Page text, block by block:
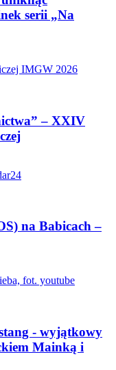
serii „Na
– XXIV
na Babicach –
- wyjątkowy
Mainką i